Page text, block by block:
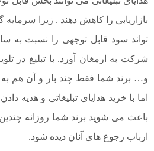
بازاریابی را کاهش دهند . زیرا سرمایه
تواند سود قابل توجهی را نسبت به
شرکت به ارمغان آورد. با تبلیغ در
و… برند شما فقط چند بار و آن هم
اما با خرید هدایای تبلیغاتی و هدیه
باعث می شوید برند شما روزانه
ارباب رجوع های آنان دیده شود.